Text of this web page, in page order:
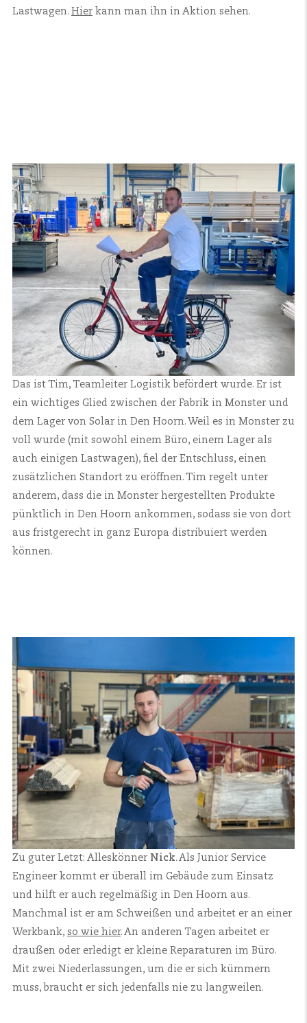
Lastwagen. Hier kann man ihn in Aktion sehen.
Das ist Tim, Teamleiter Logistik befördert wurde. Er ist
ein wichtiges Glied zwischen der Fabrik in Monster und
dem Lager von Solar in Den Hoorn. Weil es in Monster zu
voll wurde (mit sowohl einem Büro, einem Lager als
auch einigen Lastwagen), fiel der Entschluss, einen
zusätzlichen Standort zu eröffnen. Tim regelt unter
anderem, dass die in Monster hergestellten Produkte
pünktlich in Den Hoorn ankommen, sodass sie von dort
aus fristgerecht in ganz Europa distribuiert werden
können.
Zu guter Letzt: Alleskönner Nick. Als Junior Service
Engineer kommt er überall im Gebäude zum Einsatz
und hilft er auch regelmäßig in Den Hoorn aus.
Manchmal ist er am Schweißen und arbeitet er an einer
Werkbank, so wie hier. An anderen Tagen arbeitet er
draußen oder erledigt er kleine Reparaturen im Büro.
Mit zwei Niederlassungen, um die er sich kümmern
muss, braucht er sich jedenfalls nie zu langweilen.